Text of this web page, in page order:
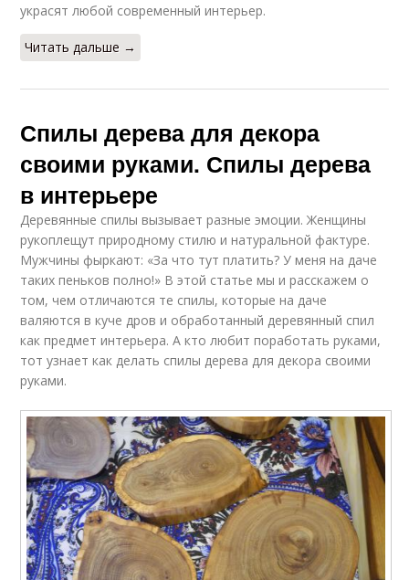
украсят любой современный интерьер.
Читать дальше →
Спилы дерева для декора
своими руками. Спилы дерева
в интерьере
Деревянные спилы вызывает разные эмоции. Женщины
рукоплещут природному стилю и натуральной фактуре.
Мужчины фыркают: «За что тут платить? У меня на даче
таких пеньков полно!» В этой статье мы и расскажем о
том, чем отличаются те спилы, которые на даче
валяются в куче дров и обработанный деревянный спил
как предмет интерьера. А кто любит поработать руками,
тот узнает как делать спилы дерева для декора своими
руками.